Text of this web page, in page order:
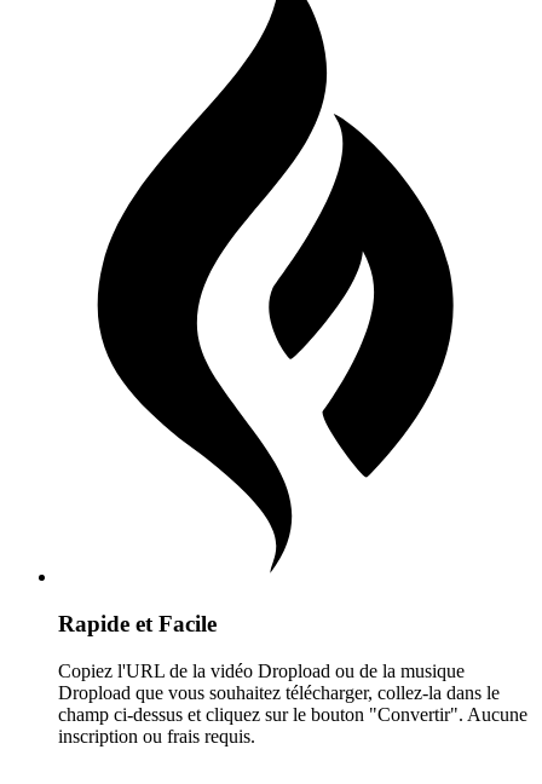
Rapide et Facile
Copiez l'URL de la vidéo Dropload ou de la musique
Dropload que vous souhaitez télécharger, collez-la dans le
champ ci-dessus et cliquez sur le bouton "Convertir". Aucune
inscription ou frais requis.